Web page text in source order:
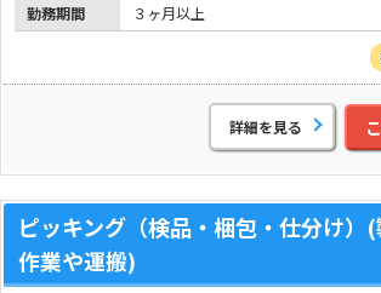
勤務期間
３ヶ月以上
詳細を見る
ピッキング（検品・梱包・仕分け）
作業や運搬)